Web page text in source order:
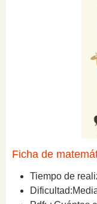
Ficha de
Tiempo de
Dificultad: